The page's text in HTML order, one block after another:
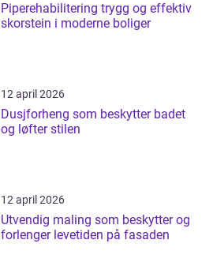
Piperehabilitering trygg og effektiv
skorstein i moderne boliger
12 april 2026
Dusjforheng som beskytter badet
og løfter stilen
12 april 2026
Utvendig maling som beskytter og
forlenger levetiden på fasaden